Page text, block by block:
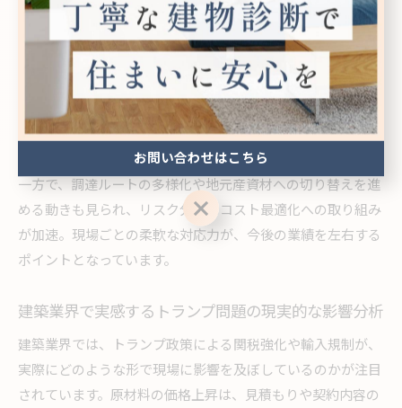
となっています。
この影響は、公共工事や民間の再開発プロジェクトにも波及
し、工期の延長や新規着工の判断遅れにつながっています。
現場担当者からは「以前より資材手配に時間がかかる」「予
算超過リスクが高まった」といった声が多く聞かれ、実際に
見積もりの再調整や工期見直しの事例も増加しています。
一方で、調達ルートの多様化や地元産資材への切り替えを進
める動きも見られ、リスク分散とコスト最適化への取り組み
が加速。現場ごとの柔軟な対応力が、今後の業績を左右する
ポイントとなっています。
建築業界で実感するトランプ問題の現実的な影響分析
建築業界では、トランプ政策による関税強化や輸入規制が、
実際にどのような形で現場に影響を及ぼしているのかが注目
されています。原材料の価格上昇は、見積もりや契約内容の
お問い合わせはこちら
お問い合わせはこちら